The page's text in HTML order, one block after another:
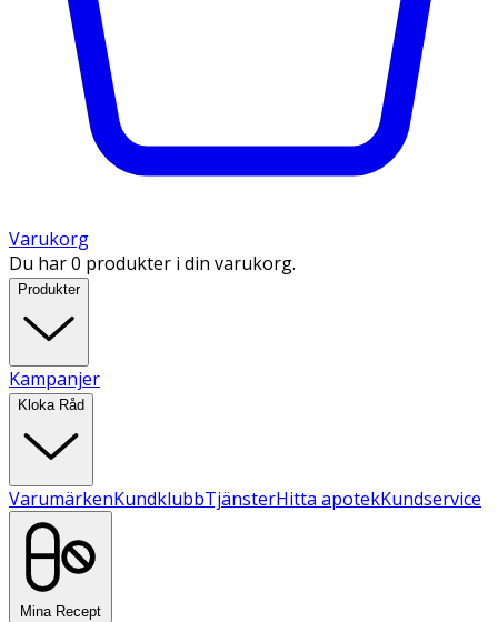
Varukorg
Du har 0 produkter i din varukorg.
Produkter
Kampanjer
Kloka Råd
VarumärkenKundklubbTjänsterHitta apotekKundservice
Mina Recept